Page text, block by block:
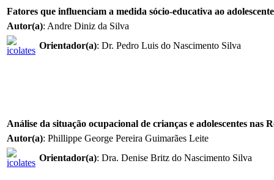
Fatores que influenciam a medida sócio-educativa ao
Autor(a): Andre Diniz da Silva
Orientador(a): Dr. Pedro Luis do Nascimento Silva
Análise da situação ocupacional de crianças e adolescentes
Autor(a): Phillippe George Pereira Guimarães Leite
Orientador(a): Dra. Denise Britz do Nascimento Silva